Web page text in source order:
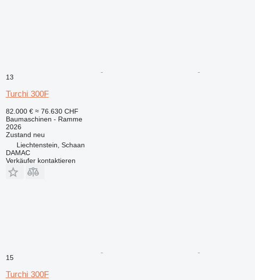
13
Turchi 300F
82.000 € ≈ 76.630 CHF
Baumaschinen - Ramme
2026
Zustand neu
Liechtenstein, Schaan
DAMAC
Verkäufer kontaktieren
15
Turchi 300F